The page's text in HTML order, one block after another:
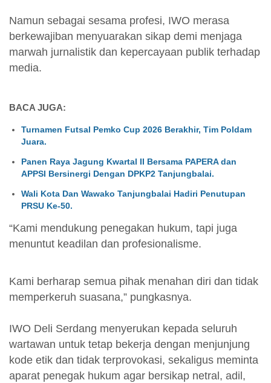
Namun sebagai sesama profesi, IWO merasa
berkewajiban menyuarakan sikap demi menjaga
marwah jurnalistik dan kepercayaan publik terhadap
media.
BACA JUGA:
Turnamen Futsal Pemko Cup 2026 Berakhir, Tim Poldam
Juara.
Panen Raya Jagung Kwartal II Bersama PAPERA dan
APPSI Bersinergi Dengan DPKP2 Tanjungbalai.
Wali Kota Dan Wawako Tanjungbalai Hadiri Penutupan
PRSU Ke-50.
“Kami mendukung penegakan hukum, tapi juga
menuntut keadilan dan profesionalisme.
Kami berharap semua pihak menahan diri dan tidak
memperkeruh suasana,” pungkasnya.
IWO Deli Serdang menyerukan kepada seluruh
wartawan untuk tetap bekerja dengan menjunjung
kode etik dan tidak terprovokasi, sekaligus meminta
aparat penegak hukum agar bersikap netral, adil,